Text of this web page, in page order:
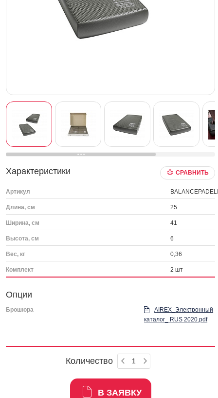
Характеристики СРАВНИТЬ
Артикул
Длина, см 25
Ширина, см 41
Высота, см 6
Вес, кг 0,36
Комплект 2 шт
Опции
Брошюра
AIREX_Электронный
каталог_ RUS 2020.pdf
Количество
В ЗАЯВКУ